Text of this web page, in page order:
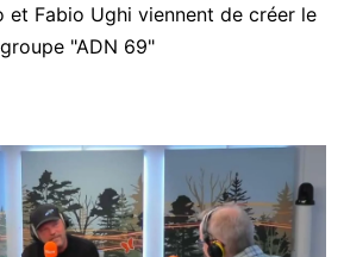
et Fabio Ughi viennent de créer le
groupe "ADN 69"